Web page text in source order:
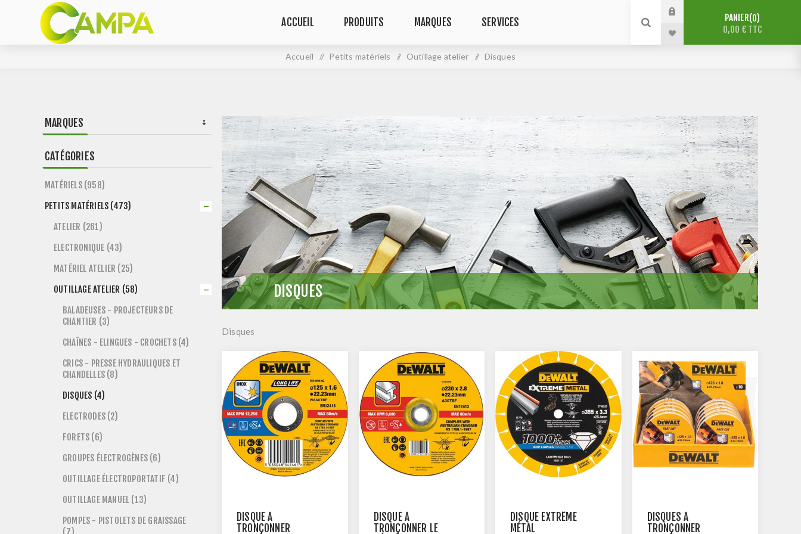
ACCUEIL PRODUITS MARQUES SERVICES PANIER 0
0,00 € TTC
Accueil / Petits matériels / Outillage atelier / Disques
DISQUES
Disques
DISQUE À
TRONÇONNER
DISQUE À
TRONÇONNER LE
DISQUE EXTRÊME
MÉTAL
DISQUES À
TRONÇONNER
MARQUES
CATÉGORIES
MATÉRIELS (958)
PETITS MATÉRIELS (473)
ATELIER (261)
ELECTRONIQUE (43)
MATÉRIEL ATELIER (25)
OUTILLAGE ATELIER (58)
BALADEUSES - PROJECTEURS DE
CHANTIER (3)
CHAÎNES - ELINGUES - CROCHETS (4)
CRICS - PRESSE HYDRAULIQUES ET
CHANDELLES (8)
DISQUES (4)
ELECTRODES (2)
FORETS (6)
GROUPES ÉLECTROGÈNES (6)
OUTILLAGE ÉLECTROPORTATIF (4)
OUTILLAGE MANUEL (13)
POMPES - PISTOLETS DE GRAISSAGE